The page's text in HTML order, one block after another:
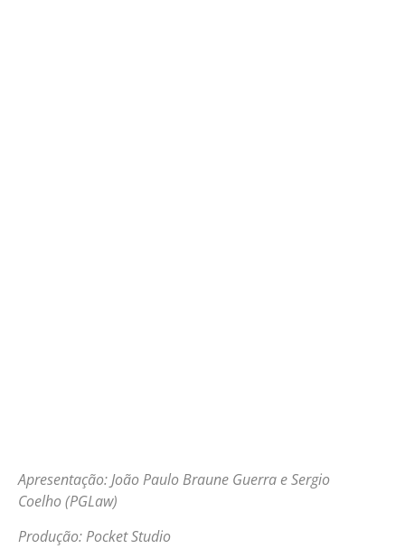
Apresentação: João Paulo Braune Guerra e Sergio
Coelho (PGLaw)
Produção: Pocket Studio